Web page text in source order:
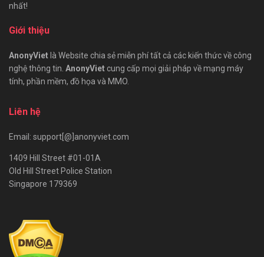
nhất!
Giới thiệu
AnonyViet là Website chia sẻ miễn phí tất cả các kiến thức về công
nghệ thông tin. AnonyViet cung cấp mọi giải pháp về mạng máy
tính, phần mềm, đồ họa và MMO.
Liên hệ
Email: support[@]anonyviet.com
1409 Hill Street #01-01A
Old Hill Street Police Station
Singapore 179369